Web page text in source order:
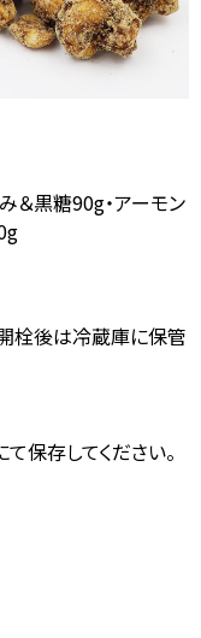
＆黒糖90g・アーモン
栓後は冷蔵庫に保管
保存してください。